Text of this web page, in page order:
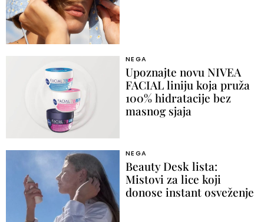
NEGA
Upoznajte novu NIVEA
FACIAL liniju koja pruža
100% hidratacije bez
masnog sjaja
NEGA
Beauty Desk lista:
Mistovi za lice koji
donose instant osveženje